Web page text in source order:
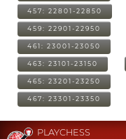
457: 22801-22850
459: 22901-22950
461: 23001-23050
463: 23101-23150
465: 23201-23250
467: 23301-23350
PLAYCHESS